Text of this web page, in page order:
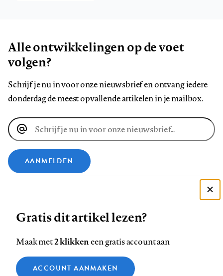
Alle ontwikkelingen op de voet
volgen?
Schrijf je nu in voor onze nieuwsbrief en ontvang iedere
donderdag de meest opvallende artikelen in je mailbox.
E-
mailadres
AANMELDEN
ons
op
Facebook
ons
op
LinkedIn
ons
op
Bluesky
ons
op
Instagram
ons
op
YouTube
ons
Footer
Contact Colofon Disclaimer Privacy
Gratis dit artikel lezen?
Maak met2 klikkeneen gratis account aan
ACCOUNT AANMAKEN
Zie onze cookie policy